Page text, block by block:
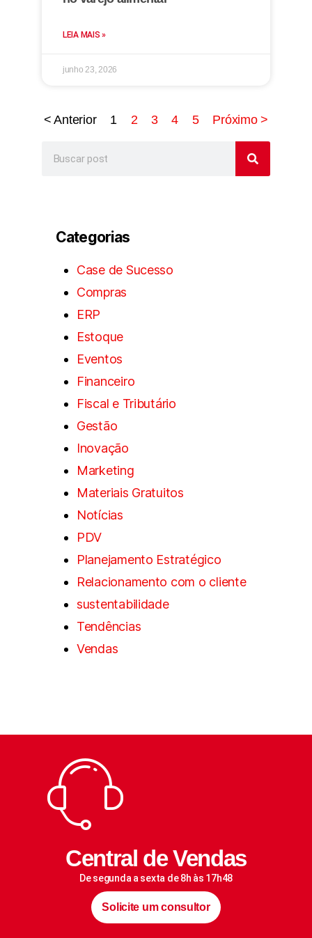
LEIA MAIS »
junho 23, 2026
< Anterior 1 2 3 4 5 Próximo >
Categorias
Case de Sucesso
Compras
ERP
Estoque
Eventos
Financeiro
Fiscal e Tributário
Gestão
Inovação
Marketing
Materiais Gratuitos
Notícias
PDV
Planejamento Estratégico
Relacionamento com o cliente
sustentabilidade
Tendências
Vendas
Central de Vendas
De segunda a sexta de 8h às 17h48
Solicite um consultor